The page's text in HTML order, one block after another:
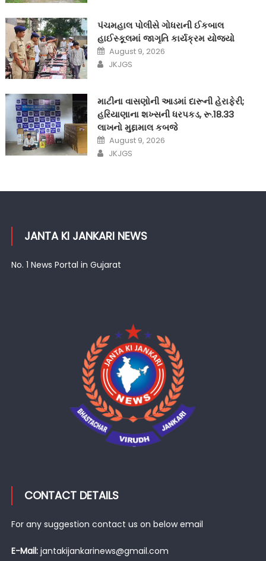
પંચમહાલ પોલીસે ગોધરાની ઈકબાલ
હાઈસ્કૂલમાં જાગૃતિ કાર્યક્રમ યોજ્યો
Posted
on
August 9, 2026
Author
JKJGS
માટીના વાસણોની આડમાં દારૂની હેરાફેરી;
હરિયાણાના શખ્સની ધરપકડ, રૂ.18.33
લાખનો મુદ્દામાલ કબજે
Posted
on
August 9, 2026
Author
JKJGS
JANTA KI JANKARI NEWS
No. 1 News Portal in Gujarat
CONTACT DETAILS
For any suggestion contact us on below email
E-Mail: jantakijankarinews@gmail.com